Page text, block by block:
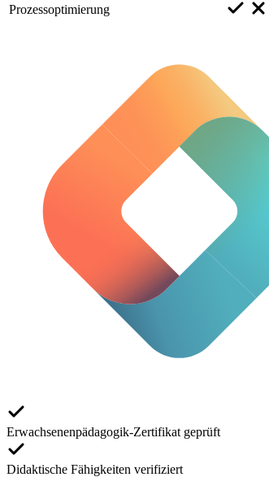
Prozessoptimierung
Erwachsenenpädagogik-Zertifikat geprüft
Didaktische Fähigkeiten verifiziert